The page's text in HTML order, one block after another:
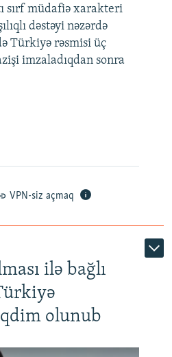
sırf müdafiə xarakteri
dəstəyi nəzərdə
Türkiyə rəsmisi üç
imzaladıqdan sonra
VPN-siz açmaq
ilə bağlı
olunub